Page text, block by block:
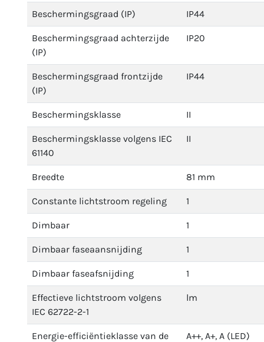
Beschermingsgraad (IP) IP44
Beschermingsgraad achterzijde
(IP)
IP20
Beschermingsgraad frontzijde
(IP)
IP44
Beschermingsklasse II
Beschermingsklasse volgens IEC
61140
II
Breedte 81 mm
Constante lichtstroom regeling 1
Dimbaar 1
Dimbaar faseaansnijding 1
Dimbaar faseafsnijding 1
Effectieve lichtstroom volgens
IEC 62722-2-1
lm
Energie-efficiëntieklasse van de
A++, A+, A (LED)